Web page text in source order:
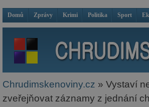
Domů Zprávy Krimi Politika Sport
Chrudimskenoviny.cz » Vystaví
zveřejňovat záznamy z jednání